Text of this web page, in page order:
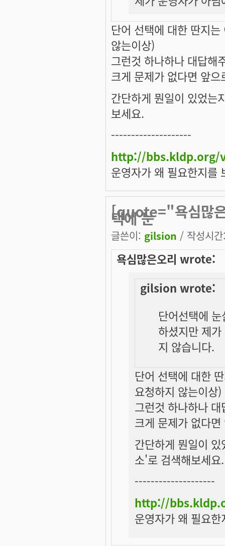
단어 선택에 대한 딴지
않는이상)
그런것 하나하나 대답해
크게 문제가 없다면 앞
간단하게 뭔일이 있었는
보세요.
--------------------
http://bbs.kldp.org/
운영자가 왜 필요한지를
[quote="욕심많
택에 눈
글쓴이: gilsion / 작성시
욕심많은오리 wrote:
gilsion wrote:
단어선택에
하셨지만 제
지 않습니다.
단어 선택에 대한
요청하지 않는이상)
그런것 하나하나
크게 문제가 없다
간단하게 뭔일이
소'로 검색해보세요.
--------------------
http://
운영자가 왜 필요